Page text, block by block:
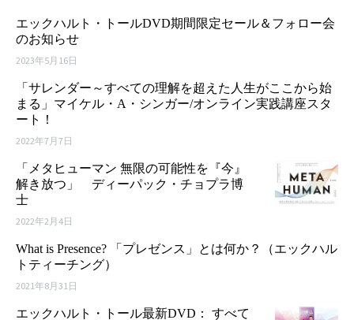
エックハルト・トールDVD期間限定セール＆フォロー会
のお知らせ
2023年5月16日
「サレンダー～すべての理解を超えた人生がここから始
まる」マイケル・A・シンガー/オンライン実践講座スタ
ート！
2022年7月7日
「メタヒューマン 無限の可能性を『今』
解き放つ」 ディーパック・チョプラ博
士
2022年2月4日
What is Presence? 「プレゼンス」とは何か？（エックハル
トティーチング）
2021年8月31日
エックハルト・トール最新DVD： すべて